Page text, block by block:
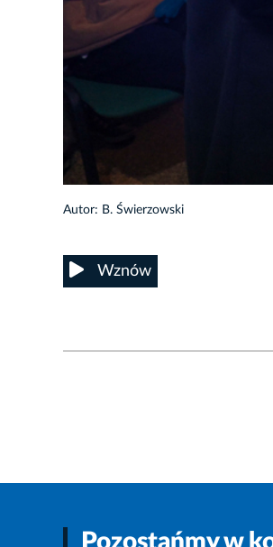
Autor: B. Świerzowski
Wznów
Pozostańmy w